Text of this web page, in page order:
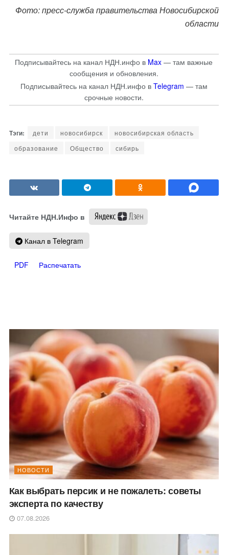
Фото: пресс-служба правительства Новосибирской
области
Подписывайтесь на канал НДН.инфо в Max — там важные
сообщения и обновления.
Подписывайтесь на канал НДН.инфо в Telegram — там
срочные новости.
дети новосибирск
новосибирская область
образование
Общество сибирь
Читайте НДН.Инфо в
Канал в Telegram
PDF Распечатать
НОВОСТИ
Как выбрать персик и не пожалеть: советы
эксперта по качеству
07.08.2026